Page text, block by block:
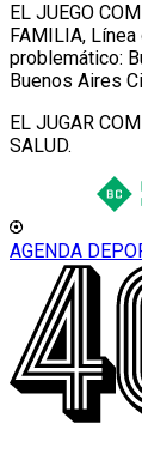
EL JUEGO
FAMILIA,
problemático:
Buenos Aires
EL JUGAR
SALUD.
AGENDA